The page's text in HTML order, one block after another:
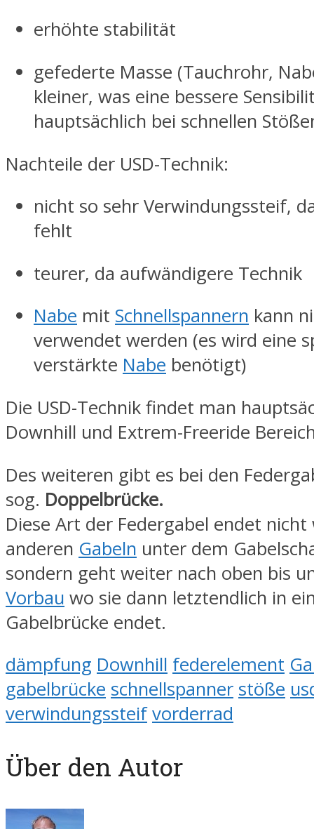
erhöhte stabilität
gefederte Masse (Tauchrohr,
kleiner, was eine bessere
hauptsächlich bei schnellen
Nachteile der USD-Technik:
nicht so sehr Verwindungssteif,
fehlt
teurer, da aufwändigere Technik
Nabe mit Schnellspannern kann
verwendet werden (es wird eine
verstärkte Nabe benötigt)
Die USD-Technik findet man
Downhill und Extrem-Freeride
Des weiteren gibt es bei den
sog. Doppelbrücke.
Diese Art der Federgabel endet nicht
anderen Gabeln unter dem
sondern geht weiter nach oben bis
Vorbau wo sie dann letztendlich in
Gabelbrücke endet.
dämpfung Downhill federelement
gabelbrücke schnellspanner stöße
verwindungssteif vorderrad
Über den Autor